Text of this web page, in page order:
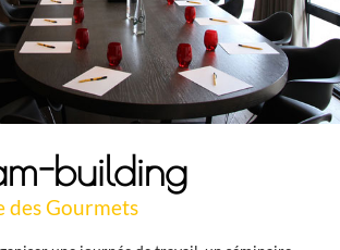
building
des Gourmets